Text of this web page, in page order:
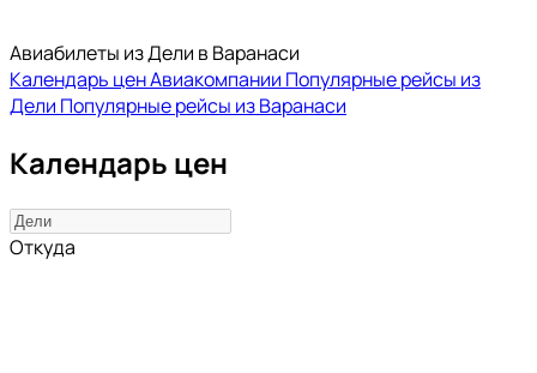
Авиабилеты из Дели в Варанаси
Календарь ценАвиакомпании Популярные рейсы из
Дели Популярные рейсы из Варанаси
Календарь цен
Откуда